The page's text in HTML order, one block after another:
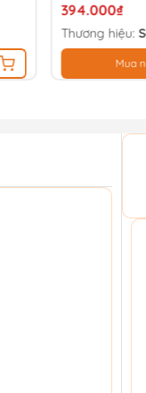
394.000₫
Thương hiệu:
Mua